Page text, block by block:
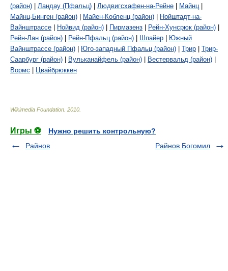
(район)
Ландау (Пфальц) Людвигсхафен-на-Рейне Майнц|
Майнц-Бинген (район)
Майен-Кобленц (район)
Нойштадт-на-
Вайнштрассе
Нойвид (район) Пирмазенз Рейн-Хунсрюк (район)
Рейн-Лан (район)
Рейн-Пфальц (район) Шпайер
Южный
Вайнштрассе (район)
Юго-западный Пфальц (район) Трир
Трир-
Саарбург (район)
Вульканайфель (район) Вестервальд (район)
Вормс
Цвайбрюккен
Wikimedia Foundation. 2010.
Игры ⚽
Нужно решить контрольную?
Райнов
Райнов Богомил